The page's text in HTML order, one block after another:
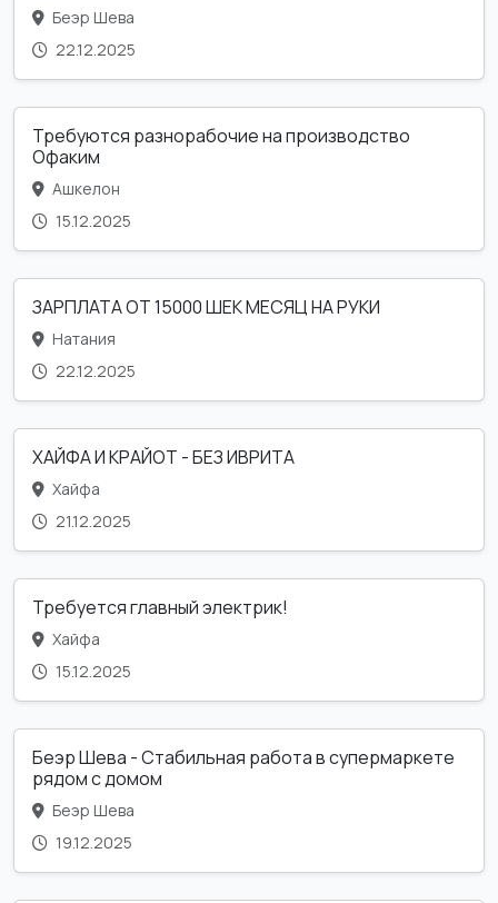
Беэр Шева
22.12.2025
Требуются разнорабочие на производство
Офаким
Ашкелон
15.12.2025
ЗАРПЛАТА ОТ 15000 ШЕК МЕСЯЦ НА РУКИ
Натания
22.12.2025
ХАЙФА И КРАЙОТ - БЕЗ ИВРИТА
Хайфа
21.12.2025
Требуется главный электрик!
Хайфа
15.12.2025
Беэр Шева - Стабильная работа в супермаркете
рядом с домом
Беэр Шева
19.12.2025